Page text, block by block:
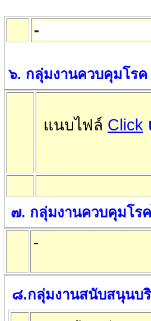
-
๖. กลุ่มงานควบคุมโรค
แนบไฟล์ Click
๗. กลุ่มงานควบคุมโร
-
๘.กลุ่มงานสนับสนุนบ